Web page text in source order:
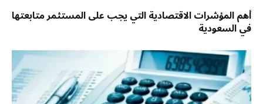
أهم المؤشرات الاقتصادية التي يجب على المستثمر متابعتها
في السعودية